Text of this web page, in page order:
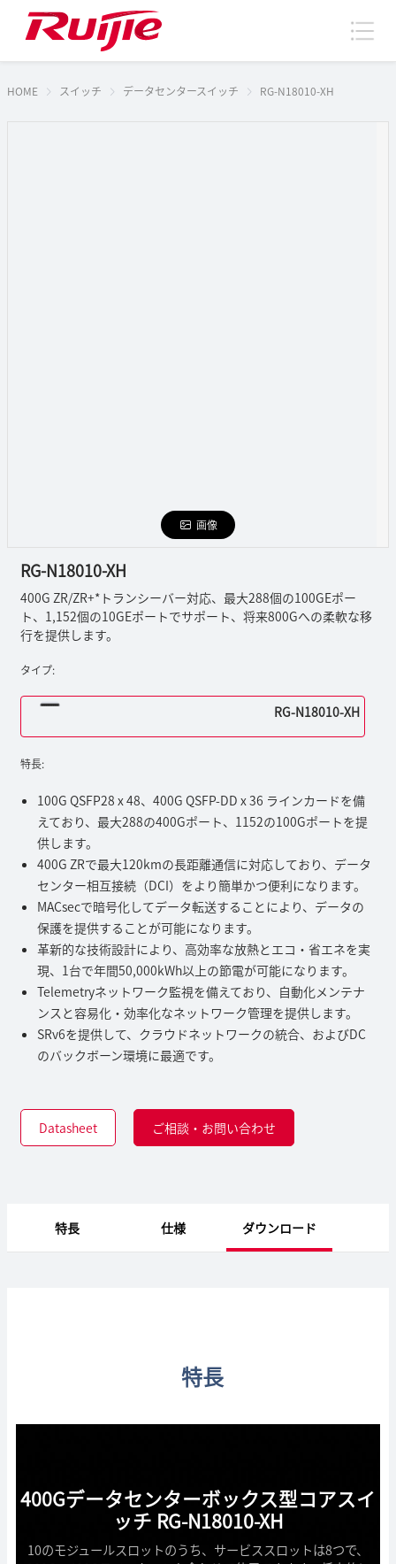
HOME スイッチ データセンタースイッチ RG-N18010-XH
画像
RG-N18010-XH
400G ZR/ZR+*トランシーバー対応、最大288個の100GEポー
ト、1,152個の10GEポートでサポート、将来800Gへの柔軟な移
行を提供します。
タイプ:
RG-N18010-XH
特長:
100G QSFP28 x 48、400G QSFP-DD x 36 ラインカードを備
えており、最大288の400Gポート、1152の100Gポートを提
供します。
400G ZRで最大120kmの長距離通信に対応しており、データ
センター相互接続（DCI）をより簡単かつ便利になります。
MACsecで暗号化してデータ転送することにより、データの
保護を提供することが可能になります。
革新的な技術設計により、高効率な放熱とエコ・省エネを実
現、1台で年間50,000kWh以上の節電が可能になります。
Telemetryネットワーク監視を備えており、自動化メンテナ
ンスと容易化・効率化なネットワーク管理を提供します。
SRv6を提供して、クラウドネットワークの統合、およびDC
のバックボーン環境に最適です。
Datasheet ご相談・お問い合わせ
特長 仕様 ダウンロード
特長
400Gデータセンターボックス型コアスイ
ッチ RG-N18010-XH
10のモジュールスロットのうち、サービススロットは8つで、